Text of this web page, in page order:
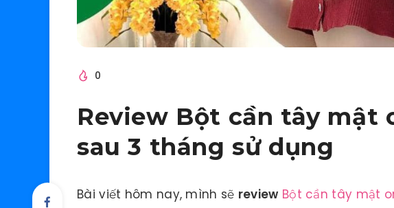
0
Review Bột cần tây mật
sau 3 tháng sử dụng
Bài viết hôm nay, mình sẽ review Bột cần tây mật